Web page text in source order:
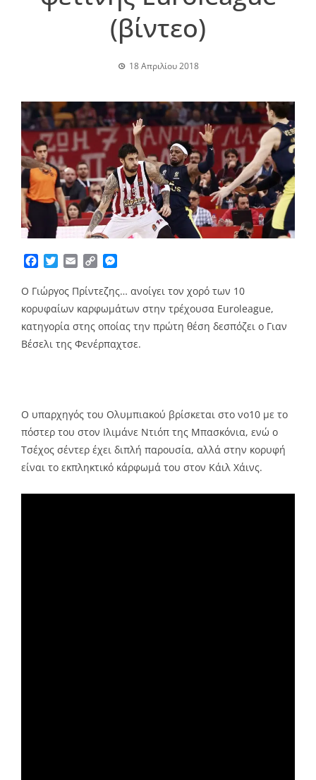
(βίντεο)
18 Απριλίου 2018
Facebook
TwitterEmailCopy
Ο Γιώργος Πρίντεζης… ανοίγει τον χορό των 10
κορυφαίων καρφωμάτων στην τρέχουσα Euroleague,
κατηγορία στης οποίας την πρώτη θέση δεσπόζει ο Γιαν
Βέσελι της Φενέρπαχτσε.
Ο υπαρχηγός του Ολυμπιακού βρίσκεται στο νο10 με το
πόστερ του στον Ιλιμάνε Ντιόπ της Μπασκόνια, ενώ ο
Τσέχος σέντερ έχει διπλή παρουσία, αλλά στην κορυφή
είναι το εκπληκτικό κάρφωμά του στον Κάιλ Χάινς.